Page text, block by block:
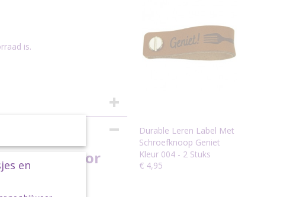
is.
Love For
Durable Leren Label Met
Schroefknoop Geniet
Kleur 004 - 2 Stuks
€ 4,95
en